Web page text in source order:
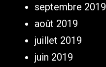
septembre 2019
août 2019
juillet 2019
juin 2019